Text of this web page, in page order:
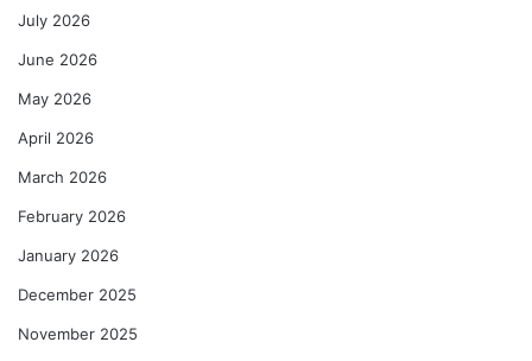
July 2026
June 2026
May 2026
April 2026
March 2026
February 2026
January 2026
December 2025
November 2025